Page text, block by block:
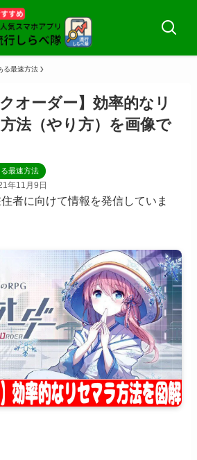
る最速方法
クオーダー】効率的なリ
法（やり方）を画像で
る最速方法
年11月9日
者に向けて情報を発信していま